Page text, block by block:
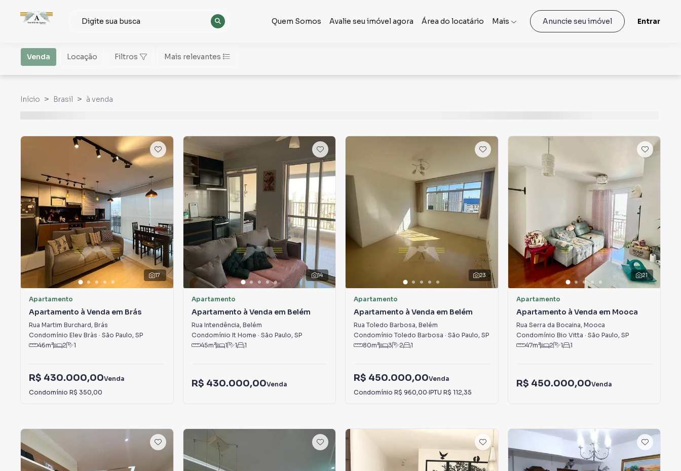
Quem Somos Avalie seu imóvel agora Área do locatário Mais Anuncie seu imóvel Entrar
Venda Locação Filtros Mais relevantes
Início Brasil à venda
17
Apartamento
Apartamento à Venda em Brás
Rua Martim Burchard, Brás
Condomínio Elev Bràs · São Paulo, SP
46m² 2 1
R$ 430.000,00Venda
Condomínio R$ 350,00
14
Apartamento
Apartamento à Venda em Belém
Rua Intendência, Belém
Condomínio It Home · São Paulo, SP
45m² 1 1 1
R$ 430.000,00Venda
23
Apartamento
Apartamento à Venda em Belém
Rua Toledo Barbosa, Belém
Condomínio Toledo Barbosa · São Paulo, SP
80m² 3 2 1
R$ 450.000,00Venda
Condomínio R$ 960,00·IPTU R$ 112,35
21
Apartamento
Apartamento à Venda em Mooca
Rua Serra da Bocaina, Mooca
Condomínio Bio Vitta · São Paulo, SP
47m² 2 1 1
R$ 450.000,00Venda